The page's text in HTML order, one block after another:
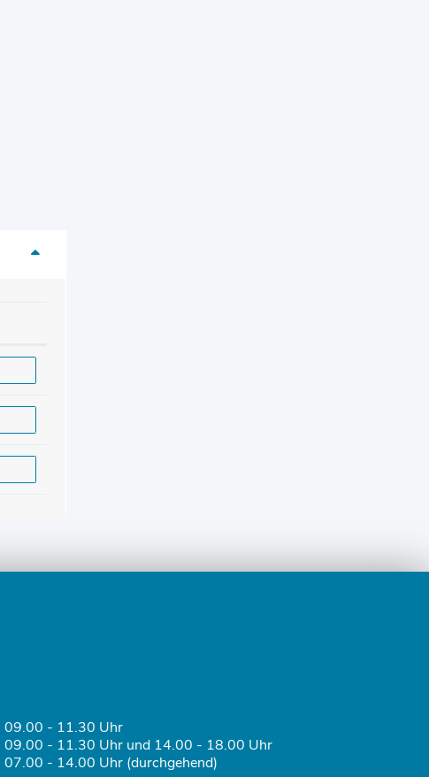
09.00 - 11.30 Uhr
09.00 - 11.30 Uhr und 14.00 - 18.00 Uhr
07.00 - 14.00 Uhr (durchgehend)